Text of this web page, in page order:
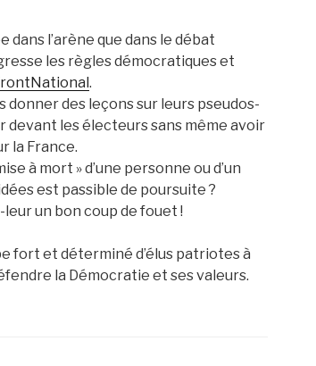
l’arène que dans le débat
les règles démocratiques et
.
donner des leçons sur leurs pseudos-
devant les électeurs sans même avoir
la France.
à mort » d’une personne ou d’un
est passible de poursuite ?
un bon coup de fouet !
fort et déterminé d’élus patriotes à
la Démocratie et ses valeurs.